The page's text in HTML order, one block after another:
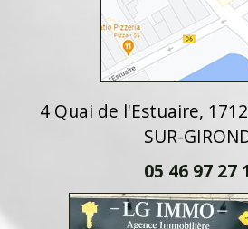
4 Quai de l'Estuaire,
SUR-
05 46 97 27